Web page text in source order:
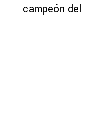
campeón